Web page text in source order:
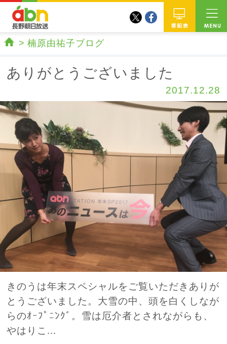
twitterfacebook
楠原由祐子ブログ
ありがとうございました
2017.12.28
きのうは年末スペシャルをご覧いただきありが
とうございました。大雪の中、頭を白くしなが
らのｵｰﾌﾟﾆﾝｸﾞ。雪は厄介者とされながらも、
やはりこ...